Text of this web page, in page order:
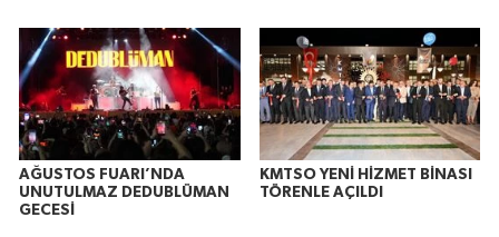
AĞUSTOS FUARI’NDA
UNUTULMAZ DEDUBLÜMAN
GECESİ
KMTSO YENİ HİZMET BİNASI
TÖRENLE AÇILDI